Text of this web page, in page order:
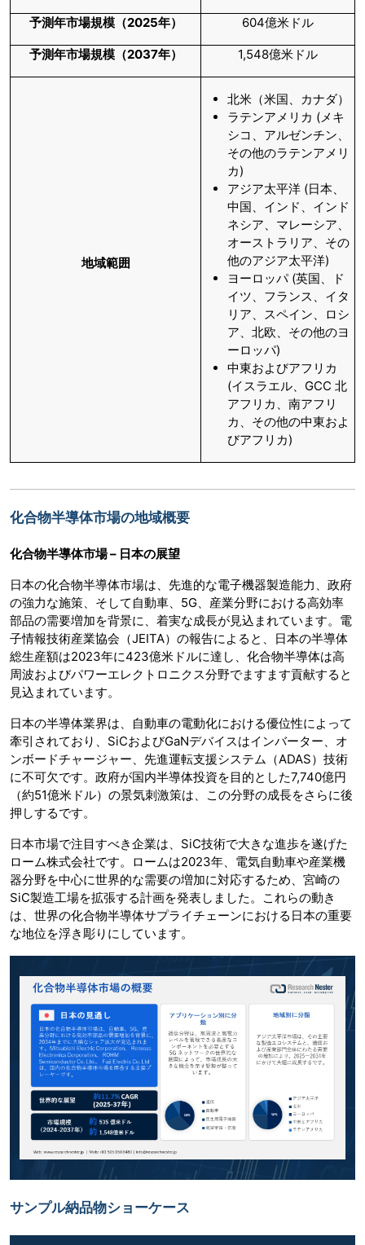
予測年市場規模（2025年） 604億米ドル
予測年市場規模（2037年） 1,548億米ドル
地域範囲
北米（米国、カナダ）
ラテンアメリカ (メキ
シコ、アルゼンチン、
その他のラテンアメリ
カ)
アジア太平洋 (日本、
中国、インド、インド
ネシア、マレーシア、
オーストラリア、その
他のアジア太平洋)
ヨーロッパ (英国、ド
イツ、フランス、イタ
リア、スペイン、ロシ
ア、北欧、その他のヨ
ーロッパ)
中東およびアフリカ
(イスラエル、GCC 北
アフリカ、南アフリ
カ、その他の中東およ
びアフリカ)
化合物半導体市場の地域概要
化合物半導体市場 – 日本の展望
日本の化合物半導体市場は、先進的な電子機器製造能力、政府
の強力な施策、そして自動車、5G、産業分野における高効率
部品の需要増加を背景に、着実な成長が見込まれています。電
子情報技術産業協会（JEITA）の報告によると、日本の半導体
総生産額は2023年に423億米ドルに達し、化合物半導体は高
周波およびパワーエレクトロニクス分野でますます貢献すると
見込まれています。
日本の半導体業界は、自動車の電動化における優位性によって
牽引されており、SiCおよびGaNデバイスはインバーター、オ
ンボードチャージャー、先進運転支援システム（ADAS）技術
に不可欠です。政府が国内半導体投資を目的とした7,740億円
（約51億米ドル）の景気刺激策は、この分野の成長をさらに後
押しするです。
日本市場で注目すべき企業は、SiC技術で大きな進歩を遂げた
ローム株式会社です。ロームは2023年、電気自動車や産業機
器分野を中心に世界的な需要の増加に対応するため、宮崎の
SiC製造工場を拡張する計画を発表しました。これらの動き
は、世界の化合物半導体サプライチェーンにおける日本の重要
な地位を浮き彫りにしています。
サンプル納品物ショーケース